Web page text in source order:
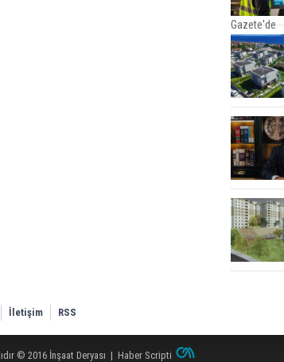
Gazete'de
İletişim RSS
© 2016 İnşaat Deryası | Haber Scripti